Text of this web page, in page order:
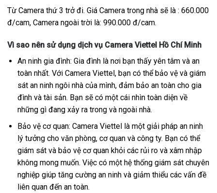
Từ Camera thứ 3 trở đi. Giá Camera trong nhà sẽ là : 660.000
đ/cam, Camera ngoài trời là: 990.000 đ/cam.
Vì sao nên sử dụng dịch vụ Camera Viettel Hồ Chí Minh
An ninh gia đình: Gia đình là nơi bạn thấy yên tâm và an
toàn nhất. Với Camera Viettel, bạn có thể bảo vệ và giám
sát an ninh ngôi nhà của mình, đảm bảo an toàn cho gia
đình và tài sản. Bạn sẽ có một cái nhìn toàn diện về
những gì đang xảy ra trong và ngoài nhà.
Bảo vệ cơ quan: Camera Viettel là một giải pháp an ninh
lý tưởng cho văn phòng, cơ quan và công ty. Bạn có thể
giám sát và bảo vệ cơ quan khỏi các rủi ro và xâm nhập
không mong muốn. Việc có một hệ thống giám sát chuyên
nghiệp giúp tăng cường an ninh và giảm thiểu các vấn đề
liên quan đến an toàn.